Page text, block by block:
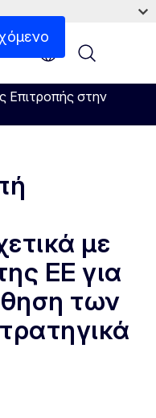
Επιτροπής στην
με
ΕΕ για
των